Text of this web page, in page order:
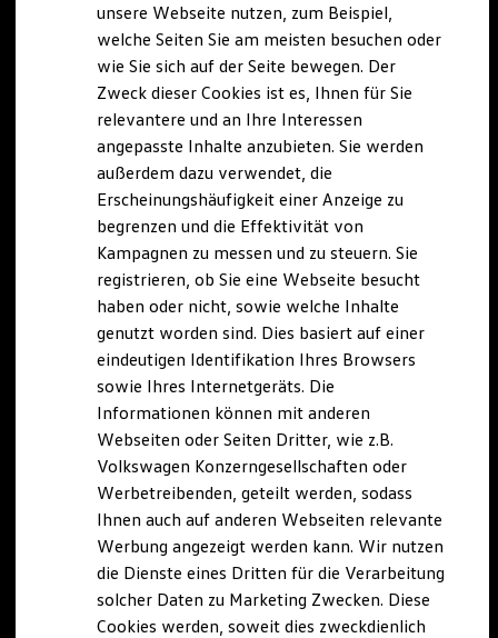
Nachhaltigkeit
Technologie
Kosten und Kauf
Kaufoptionen
E-Auto-Förderung
Software und Konnektivität
Die ID. Software 6
ID. Software Versionen und Updates
Digitale Extras
Schnittstellen zu Ihrem ID.
Hybridautos
Marke und Erlebnis
Volkswagen R und R Experience
R-Modelle
R Experience
Driving Experience
Volkswagen entdecken
Werkbesichtigung
Lifestyle Shop
T-Roc Kollektion
Golf Kollektion
ID. Kollektion
Volkswagen Kollektion
R-Kollektion
GTI Kollektion
Fußball Drop
we drive football
#wedriveproud
Besitzer und Service
unsere Webseite nutzen, zum Beispiel,
welche Seiten Sie am meisten besuchen oder
wie Sie sich auf der Seite bewegen. Der
Zweck dieser Cookies ist es, Ihnen für Sie
relevantere und an Ihre Interessen
angepasste Inhalte anzubieten. Sie werden
außerdem dazu verwendet, die
Erscheinungshäufigkeit einer Anzeige zu
begrenzen und die Effektivität von
Kampagnen zu messen und zu steuern. Sie
registrieren, ob Sie eine Webseite besucht
haben oder nicht, sowie welche Inhalte
genutzt worden sind. Dies basiert auf einer
eindeutigen Identifikation Ihres Browsers
sowie Ihres Internetgeräts. Die
Informationen können mit anderen
Webseiten oder Seiten Dritter, wie z.B.
Volkswagen Konzerngesellschaften oder
Werbetreibenden, geteilt werden, sodass
Ihnen auch auf anderen Webseiten relevante
Werbung angezeigt werden kann. Wir nutzen
die Dienste eines Dritten für die Verarbeitung
solcher Daten zu Marketing Zwecken. Diese
Cookies werden, soweit dies zweckdienlich